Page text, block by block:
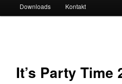
wechseln
Inhalt
Downloads Kontakt
It’s Party Time